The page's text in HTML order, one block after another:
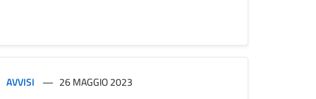
AVVISI 26 MAGGIO 2023